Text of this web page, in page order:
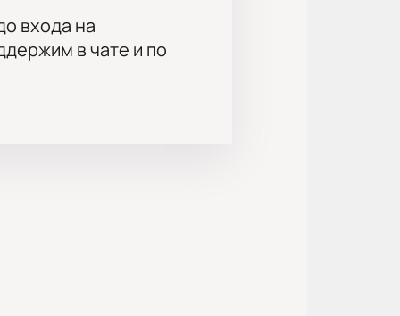
входа на
в чате и по